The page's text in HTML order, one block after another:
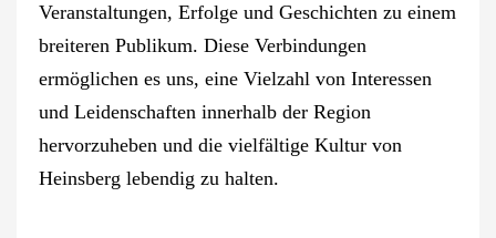
Veranstaltungen, Erfolge und Geschichten zu einem
breiteren Publikum. Diese Verbindungen
ermöglichen es uns, eine Vielzahl von Interessen
und Leidenschaften innerhalb der Region
hervorzuheben und die vielfältige Kultur von
Heinsberg lebendig zu halten.